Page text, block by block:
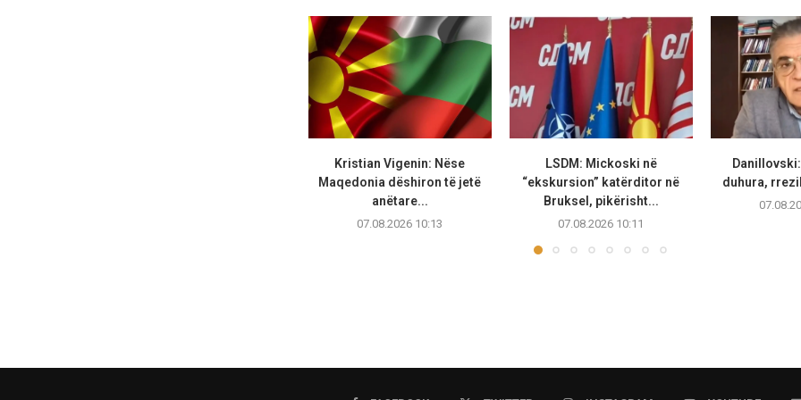
Kristian Vigenin: Nëse
Maqedonia dëshiron të jetë
anëtare...
07.08.2026 10:13
LSDM: Mickoski në
“ekskursion” katërditor në
Bruksel, pikërisht...
07.08.2026 10:11
duhura,